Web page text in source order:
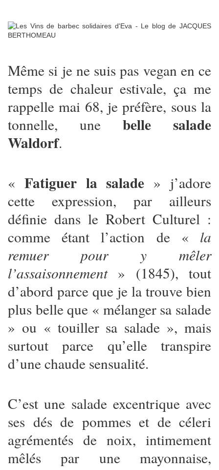
Même si je ne suis pas vegan en ce
temps de chaleur estivale, ça me
rappelle mai 68, je préfère, sous la
tonnelle, une belle salade
Waldorf.
« Fatiguer la salade » j’adore
cette expression, par ailleurs
définie dans le Robert Culturel :
comme étant l’action de « la
remuer pour y mêler
l’assaisonnement» (1845), tout
d’abord parce que je la trouve bien
plus belle que « mélanger sa salade
» ou « touiller sa salade », mais
surtout parce qu’elle transpire
d’une chaude sensualité.
C’est une salade excentrique avec
ses dés de pommes et de céleri
agrémentés de noix, intimement
mêlés par une mayonnaise,